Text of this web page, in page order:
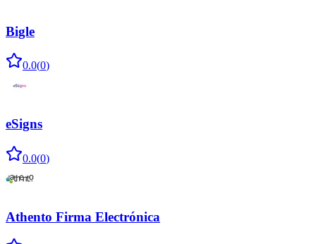
Bigle
0.0(0)
eSigns
0.0(0)
Athento Firma Electrónica